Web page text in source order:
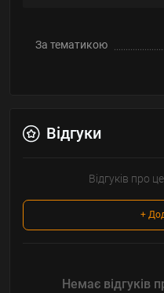
За тематикою
Відгуки
Відгуків про
+
Немає відгуків